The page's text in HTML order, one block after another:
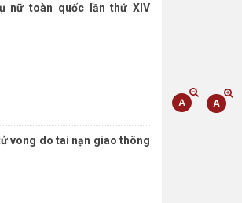
nữ toàn quốc lần thứ XIV
vong do tai nạn giao thông